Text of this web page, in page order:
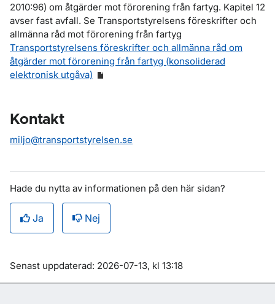
2010:96) om åtgärder mot förorening från fartyg. Kapitel 12
avser fast avfall. Se Transportstyrelsens föreskrifter och
allmänna råd mot förorening från fartyg
Transportstyrelsens föreskrifter och allmänna råd om
åtgärder mot förorening från fartyg (konsoliderad
elektronisk utgåva)
Kontakt
miljo@transportstyrelsen.se
Hade du nytta av informationen på den här sidan?
Ja Nej
Om sidan
Senast uppdaterad: 2026-07-13, kl 13:18